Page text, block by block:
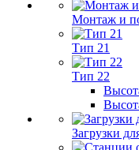
Монтаж и
Тип 21
Тип 22
Загрузки